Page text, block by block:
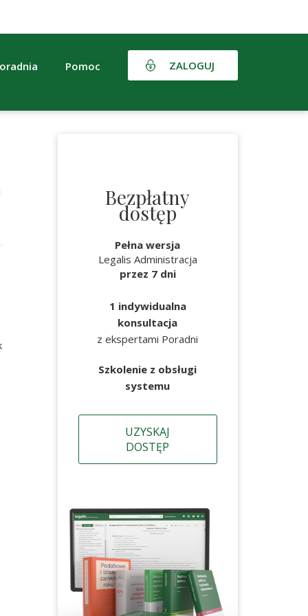
Pomoc ZALOGUJ
Bezpłatny
dostęp
Pełna wersja
Legalis Administracja
przez 7 dni
1 indywidualna
konsultacja
z ekspertami Poradni
Szkolenie z obsługi
systemu
UZYSKAJ
DOSTĘP